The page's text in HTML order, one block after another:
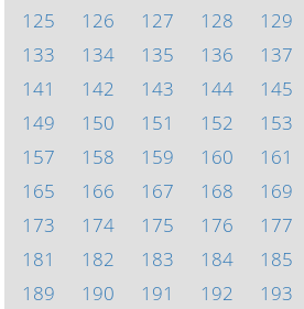
125
126 127 128 129
133
134 135 136 137
141
142 143 144 145
149
150 151 152 153
157
158 159 160 161
165
166 167 168 169
173
174 175 176 177
181
182 183 184 185
189
190 191 192 193